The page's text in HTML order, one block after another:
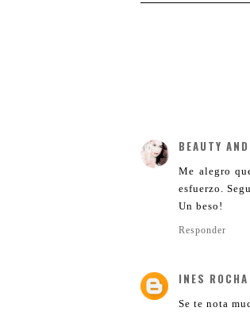
BEAUTY
Me alegro
esfuerzo.
Un beso!
Responder
INES ROCHA
Se te nota